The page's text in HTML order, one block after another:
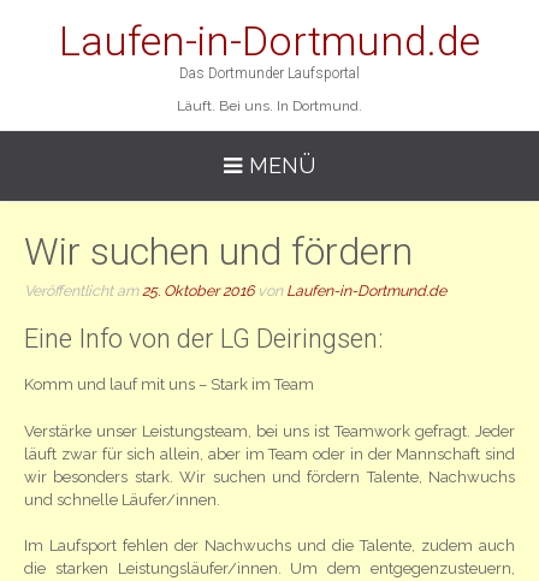
Laufen-in-Dortmund.de
Das Dortmunder Laufsportal
Läuft. Bei uns. In Dortmund.
MENÜ
Wir suchen und fördern
Veröffentlicht am25. Oktober 2016von Laufen-in-Dortmund.de
Eine Info von der LG Deiringsen:
Komm und lauf mit uns – Stark im Team
Verstärke unser Leistungsteam, bei uns ist Teamwork gefragt. Jeder
läuft zwar für sich allein, aber im Team oder in der Mannschaft sind
wir besonders stark. Wir suchen und fördern Talente, Nachwuchs
und schnelle Läufer/innen.
Im Laufsport fehlen der Nachwuchs und die Talente, zudem auch
die starken Leistungsläufer/innen. Um dem entgegenzusteuern,